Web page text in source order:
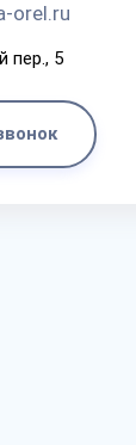
orel.ru
пер., 5